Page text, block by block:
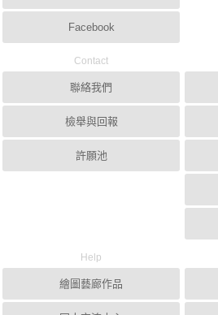
Facebook
Contact
聯絡我們
檢舉與回報
許願池
Help
繪圖藝廊作品